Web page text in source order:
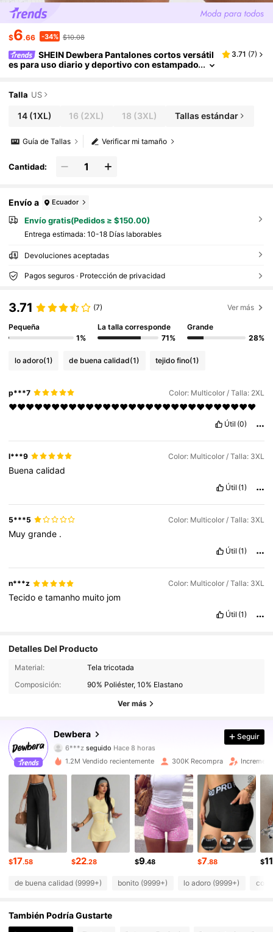
$6.66 -34% $10.08
SHEIN Dewbera Pantalones cortos versátil
es para uso diario y deportivo con estampado
3.71 (7)
Talla US
14(1XL) 16 (2XL) 18 (3XL) Tallas estándar
Verificar mi tamaño
Guía de Tallas
Cantidad:
Envío a Ecuador
Envío gratis(Pedidos ≥ $150.00)
Entrega estimada: 10-18 Días laborables
Devoluciones aceptadas
Pagos seguros · Protección de privacidad
3.71 (7) Ver más
Pequeña
1%
La talla corresponde
71%
Grande
28%
lo adoro(1) de buena calidad(1) tejido fino(1)
p***7 Color: Multicolor / Talla: 2XL
♥️♥️❤️❤️♥️♥️♥️♥️❤️❤️♥️♥️♥️♥️♥️♥️♥️♥️♥️♥️♥️♥️♥️♥️♥️♥️❤️❤️❤️
Útil (0)
l***9 Color: Multicolor / Talla: 3XL
Buenacalidad
Útil (1)
5***5 Color: Multicolor / Talla: 3XL
Muygrande .
Útil (1)
n***z Color: Multicolor / Talla: 3XL
Tecidoetamanho muito jom
Útil (1)
Detalles Del Producto
Material:
Tela tricotada
Composición:
90% Poliéster, 10% Elastano
Ver más
Dewbera
211K Seguidores
211K Seguidores
6***z seguido
4.84
211K Seguidores
4.84 211K Seguidores
211K Seguidores
4.84 211K Seguidores
4.84 211K Seguidores
4.84 211K Seguidores
Seguir
1.2M Vendido recientemente 300K Recompra
$17.58 $22.28 $9.48 $7.88 $11
de buena calidad (9999+) bonito (9999+) lo adoro (9999+)
También Podría Gustarte